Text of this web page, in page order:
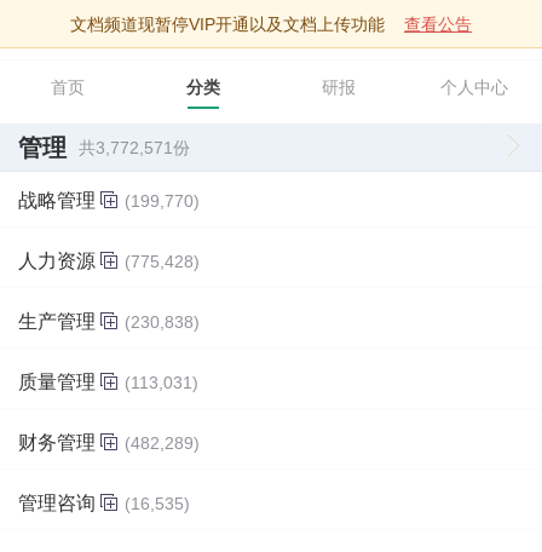
文档频道现暂停VIP开通以及文档上传功能 查看公告
智库文档
首页 分类 研报 个人中心
管理 共3,772,571份
战略管理 (199,770)
人力资源 (775,428)
生产管理 (230,838)
质量管理 (113,031)
财务管理 (482,289)
管理咨询 (16,535)